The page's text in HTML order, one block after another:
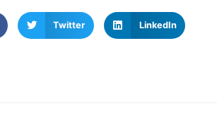
Twitter LinkedIn